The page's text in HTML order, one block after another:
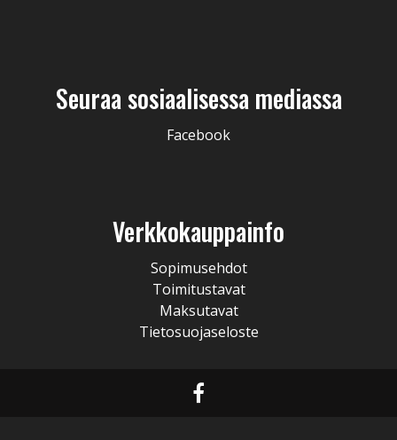
Seuraa sosiaalisessa mediassa
Facebook
Verkkokauppainfo
Sopimusehdot
Toimitustavat
Maksutavat
Tietosuojaseloste